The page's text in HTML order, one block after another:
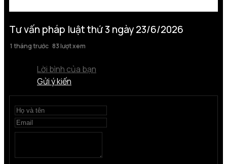
Tư vấn pháp luật thứ 3 ngày 23/6/2026
1 tháng trước 83 lượt xem
Lời bình của bạn
Gửi ý kiến